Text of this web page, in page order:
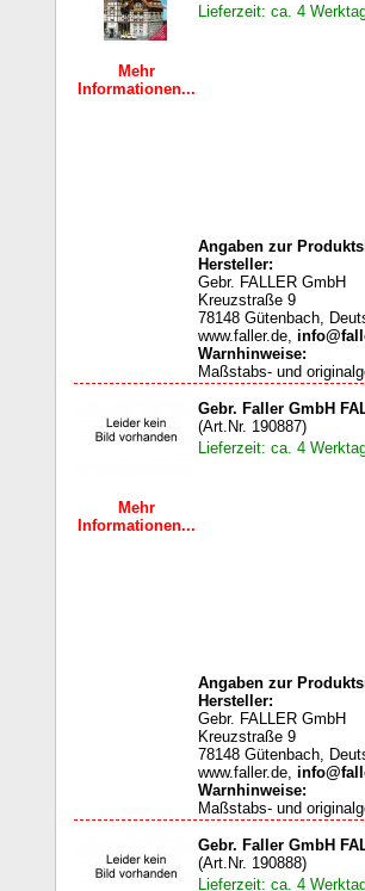
Mehr
Informationen...
Lieferzeit: ca. 4
Angaben zur
Hersteller:
Gebr. FALLER GmbH
Kreuzstraße 9
78148 Gütenbach,
www.faller.de,
Warnhinweise:
Maßstabs- und
Mehr
Informationen...
Gebr. Faller GmbH
(Art.Nr. 190887)
Lieferzeit: ca. 4
Angaben zur
Hersteller:
Gebr. FALLER GmbH
Kreuzstraße 9
78148 Gütenbach,
www.faller.de,
Warnhinweise:
Maßstabs- und
Gebr. Faller GmbH
(Art.Nr. 190888)
Lieferzeit: ca. 4